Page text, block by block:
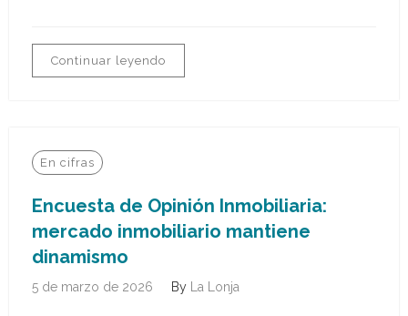
Continuar leyendo
En cifras
Encuesta de Opinión Inmobiliaria:
mercado inmobiliario mantiene
dinamismo
5 de marzo de 2026 By La Lonja